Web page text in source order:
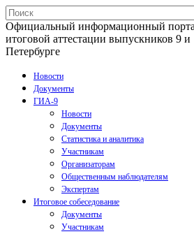
Официальный информационный
итоговой аттестации выпускников 9 и
Петербурге
Новости
Документы
ГИА-9
Новости
Документы
Статистика и аналитика
Участникам
Организаторам
Общественным наблюдателям
Экспертам
Итоговое собеседование
Документы
Участникам